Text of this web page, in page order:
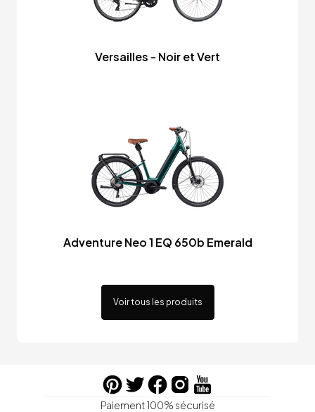
Versailles - Noir et Vert
Adventure Neo 1 EQ 650b Emerald
Voir tous les produits
Paiement 100% sécurisé